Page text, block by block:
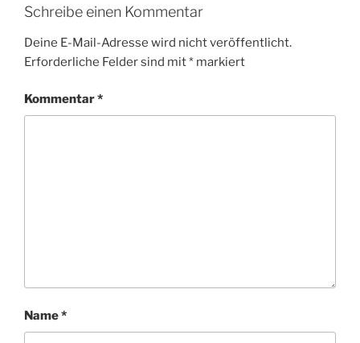
Schreibe einen Kommentar
Deine E-Mail-Adresse wird nicht veröffentlicht.
Erforderliche Felder sind mit* markiert
Kommentar*
Name*